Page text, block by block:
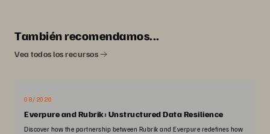
También recomendamos...
Vea todos los recursos
08/2026
Everpure and Rubrik: Unstructured Data Resilience
Discover how the partnership between Rubrik and Everpure redefines how